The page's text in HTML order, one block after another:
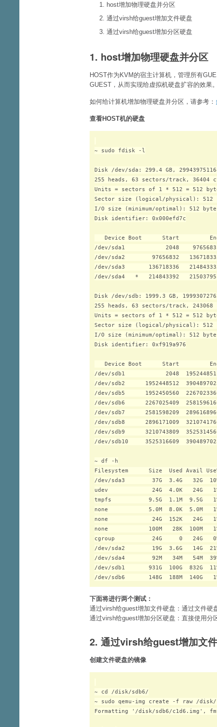
host增加物理硬盘并分区
通过virsh给guest增加文件硬盘
通过virsh给guest增加分区硬盘
1. host增加物理硬盘并分区
HOST作为KVM的宿主计算机，管理所有
GUEST，从而实现给虚拟机硬盘扩容的效果
如何给计算机增加物理硬盘并分区，请参考：
查看HOST机的硬盘
~ sudo fdisk -l
Disk /dev/sda: 299.4 GB,
255 heads, 63 sectors/track, 36404
Units = sectors of 1 * 512 = 512
Sector size (logical/physical): 512
I/O size (minimum/optimal): 512
Disk identifier: 0x000efd7c
Device Boot      Start
/dev/sda1            2048
/dev/sda2        97656832
/dev/sda3       136718336
/dev/sda4   *   214843392
Disk /dev/sdb: 1999.3 GB,
255 heads, 63 sectors/track,
Units = sectors of 1 * 512 = 512
Sector size (logical/physical): 512
I/O size (minimum/optimal): 512
Disk identifier: 0xf919a976
Device Boot      Start
/dev/sdb1            2048  1952448511
/dev/sdb2      1952448512
/dev/sdb5      1952450560
/dev/sdb6      2267025409
/dev/sdb7      2581598209
/dev/sdb8      2896171009
/dev/sdb9      3210743809
/dev/sdb10     3525316609
~ df -h
Filesystem      Size  Used Avail
/dev/sda3        37G  3.4G   32G
udev             24G  4.0K   24G
tmpfs           9.5G  1.1M  9.5G
none            5.0M  8.0K  5.0M
none             24G  152K   24G
none            100M   28K  100M
cgroup           24G     0   24G
/dev/sda2        19G  3.6G   14G
/dev/sda4        92M   34M   54M
/dev/sdb1       931G  100G  832G
下面将进行两个测试：
通过virsh给guest增加文件硬盘：通过文件硬
通过virsh给guest增加分区硬盘：直接使用分
2. 通过virsh给guest增加文
创建文件硬盘的镜像
~ cd /disk/sdb6/
~ sudo qemu-img create -f raw /disk/
Formatting '/disk/sdb6/c1d6.img',